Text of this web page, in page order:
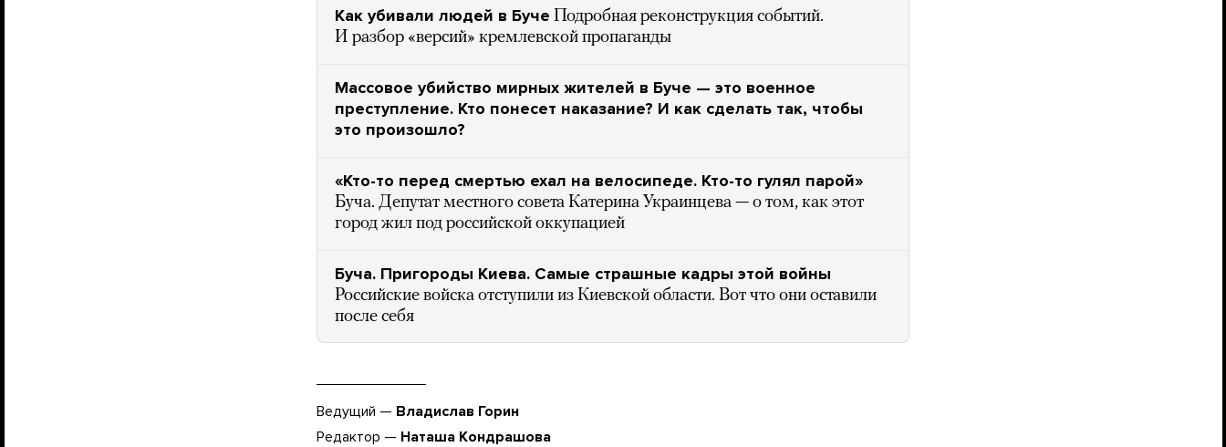
Как убивали людей в Буче Подробная реконструкция событий.
И разбор «версий» кремлевской пропаганды
Массовое убийство мирных жителей в Буче — это военное
преступление. Кто понесет наказание? И как сделать так, чтобы
это произошло?
«Кто-то перед смертью ехал на велосипеде. Кто-то гулял парой»
Буча. Депутат местного совета Катерина Украинцева — о том, как этот
город жил под российской оккупацией
Буча. Пригороды Киева. Самые страшные кадры этой войны
Российские войска отступили из Киевской области. Вот что они оставили
после себя
Ведущий — Владислав Горин
Редактор — Наташа Кондрашова